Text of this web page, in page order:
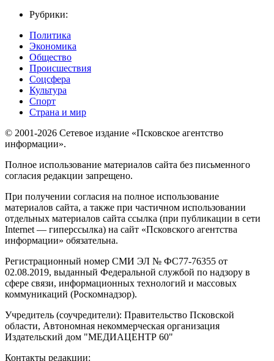
Рубрики:
Политика
Экономика
Общество
Происшествия
Соцсфера
Культура
Спорт
Страна и мир
© 2001-2026 Сетевое издание «Псковское агентство
информации».
Полное использование материалов сайта без письменного
согласия редакции запрещено.
При получении согласия на полное использование
материалов сайта, а также при частичном использовании
отдельных материалов сайта ссылка (при публикации в сети
Internet — гиперссылка) на сайт «Псковского агентства
информации» обязательна.
Регистрационный номер СМИ ЭЛ № ФС77-76355 от
02.08.2019, выданный Федеральной службой по надзору в
сфере связи, информационных технологий и массовых
коммуникаций (Роскомнадзор).
Учредитель (соучредители): Правительство Псковской
области, Автономная некоммерческая организация
Издательский дом "МЕДИАЦЕНТР 60"
Контакты редакции: